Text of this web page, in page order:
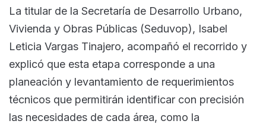
La titular de la Secretaría de Desarrollo Urbano,
Vivienda y Obras Públicas (Seduvop), Isabel
Leticia Vargas Tinajero, acompañó el recorrido y
explicó que esta etapa corresponde a una
planeación y levantamiento de requerimientos
técnicos que permitirán identificar con precisión
las necesidades de cada área, como la